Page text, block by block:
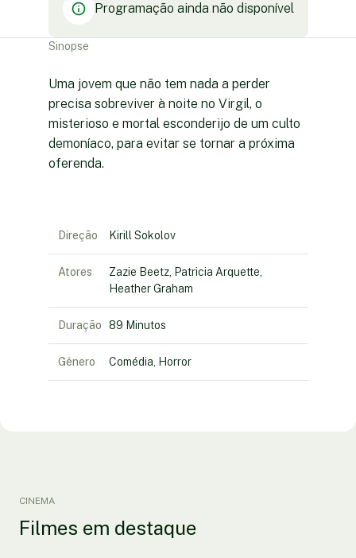
Programação ainda não disponível
Sinopse
Uma jovem que não tem nada a perder
precisa sobreviver à noite no Virgil, o
misterioso e mortal esconderijo de um culto
demoníaco, para evitar se tornar a próxima
oferenda.
Direção Kirill Sokolov
Atores
Zazie Beetz, Patricia Arquette,
Heather Graham
Duração 89 Minutos
Gênero Comédia, Horror
CINEMA
Filmes em destaque